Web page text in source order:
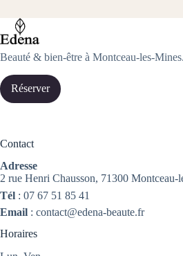
Beauté & bien-être à Montceau-les-Mines.
Réserver
Contact
Adresse
2 rue Henri Chausson, 71300 Montceau-
Tél : 07 67 51 85 41
Email : contact@edena-beaute.fr
Horaires